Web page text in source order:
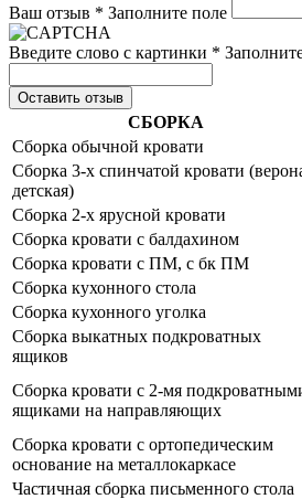
Ваш отзыв * Заполните поле
Введите слово с картинки *
Оставить отзыв
СБОРКА
Сборка обычной кровати
Сборка 3-х спинчатой кровати
детская)
Сборка 2-х ярусной кровати
Сборка кровати с балдахином
Сборка кровати с ПМ, с бк ПМ
Сборка кухонного стола
Сборка кухонного уголка
Сборка выкатных подкроватных
ящиков
Сборка кровати с 2-мя
ящиками на направляющих
Сборка кровати с ортопедическим
основание на металлокаркасе
Частичная сборка письменного стола